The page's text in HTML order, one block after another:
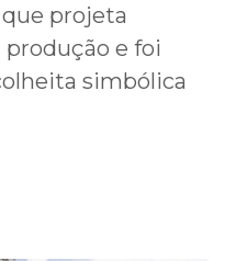
projeta
e foi
simbólica